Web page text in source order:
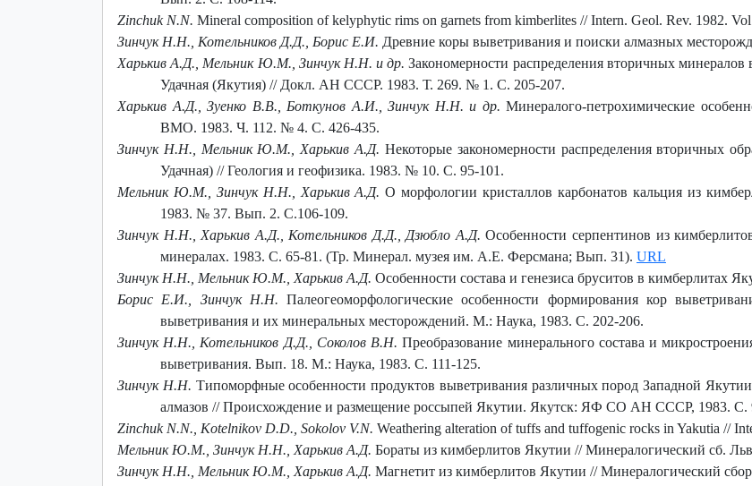
Zinchuk N.N. Mineral composition of kelyphytic rims on garnets from kimberlites // Intern. Geol. Rev. 1982.
Зинчук Н.Н., Котельников Д.Д., Борис Е.И. Древние коры выветривания и поиски алмазных
Харькив А.Д., Мельник Ю.М., Зинчук Н.Н. и др. Закономерности распределения вторичных
Удачная (Якутия) // Докл. АН СССР. 1983. Т. 269. № 1. С. 205-207.
Харькив А.Д., Зуенко В.В., Боткунов А.И., Зинчук Н.Н. и др. Минералого-петрохимические
ВМО. 1983. Ч. 112. № 4. С. 426-435.
Зинчук Н.Н., Мельник Ю.М., Харькив А.Д. Некоторые закономерности распределения вторичных
Удачная) // Геология и геофизика. 1983. № 10. С. 95-101.
Мельник Ю.М., Зинчук Н.Н., Харькив А.Д.О морфологии кристаллов карбонатов кальция из
1983. № 37. Вып. 2. С.106-109.
Зинчук Н.Н., Харькив А.Д., Котельников Д.Д., Дзюбло А.Д.Особенности серпентинов из
минералах. 1983. С. 65-81. (Тр. Минерал. музея им. А.Е. Ферсмана; Вып. 31). URL
Зинчук Н.Н., Мельник Ю.М., Харькив А.Д. Особенности состава и генезиса бруситов в
Борис Е.И., Зинчук Н.Н.Палеогеоморфологические особенности формирования кор
выветривания и их минеральных месторождений. М.: Наука, 1983. С. 202-206.
Зинчук Н.Н., Котельников Д.Д., Соколов В.Н. Преобразование минерального состава и
выветривания. Вып. 18. М.: Наука, 1983. С. 111-125.
Зинчук Н.Н. Типоморфные особенности продуктов выветривания различных пород Западной
алмазов // Происхождение и размещение россыпей Якутии. Якутск: ЯФ СО АН СССР, 1983. С.
Zinchuk N.N., Kotelnikov D.D., Sokolov V.N. Weathering alteration of tuffs and tuffogenic rocks in Yakutia //
Мельник Ю.М., Зинчук Н.Н., Харькив А.Д. Бораты из кимберлитов Якутии // Минералогический сб.
Зинчук Н.Н., Мельник Ю.М., Харькив А.Д. Магнетит из кимберлитов Якутии // Минералогический